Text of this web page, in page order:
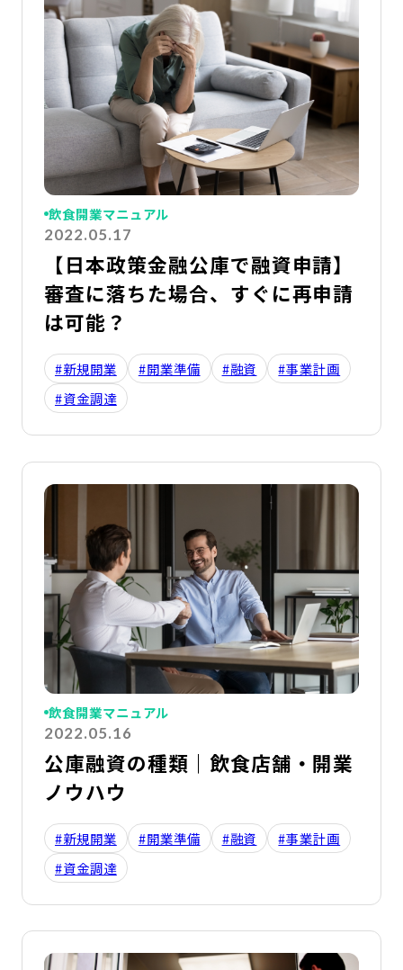
2022.05.17
飲食開業マニュアル
【日本政策金融公庫で融資申請】
審査に落ちた場合、すぐに再申請
は可能？
#新規開業 #開業準備 #融資
#事業計画
#資金調達
2022.05.16
飲食開業マニュアル
公庫融資の種類｜飲食店舗・開業
ノウハウ
#新規開業 #開業準備 #融資
#事業計画
#資金調達